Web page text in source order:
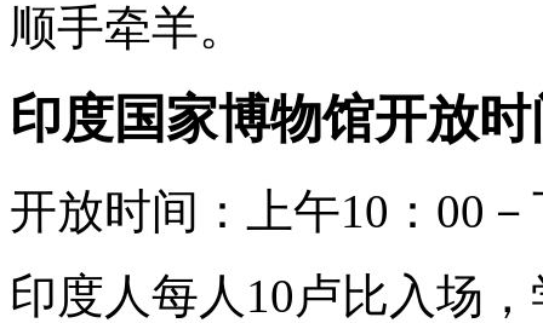
顺手牵羊。
印度国家博物馆开放时
开放时间：上午10：00
印度人每人10卢比入场